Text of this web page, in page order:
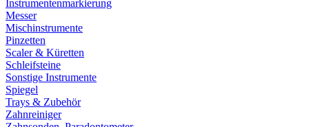
Instrumentenmarkierung
Messer
Mischinstrumente
Pinzetten
Scaler & Küretten
Schleifsteine
Sonstige Instrumente
Spiegel
Trays & Zubehör
Zahnreiniger